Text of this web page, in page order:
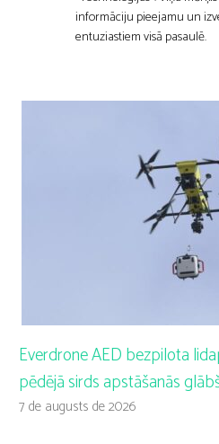
informāciju pieejamu un
entuziastiem visā pasaulē.
Everdrone AED bezpilota
pēdējā sirds apstāšanās
7 de augusts de 2026